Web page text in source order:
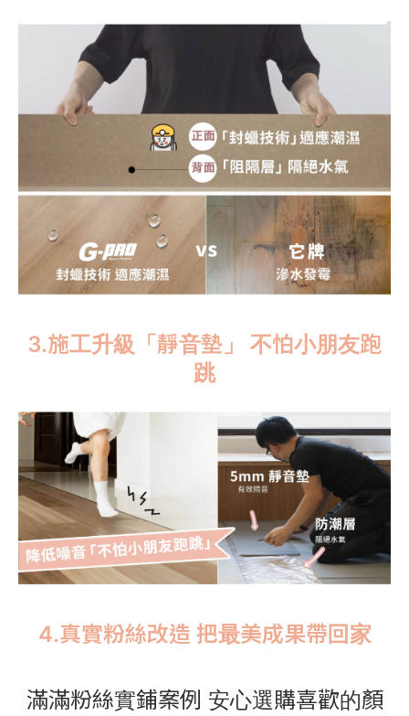
3.施工升級「靜音墊」 不怕小朋友跑
跳
4.真實粉絲改造 把最美成果帶回家
滿滿粉絲實鋪案例 安心選購喜歡的顏